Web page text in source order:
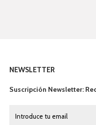
NEWSLETTER
Suscripción Newsletter: